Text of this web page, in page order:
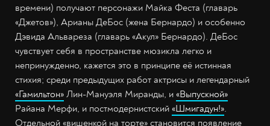
времени) получают персонажи Майка Феста (главарь
«Джетов»), Арианы ДеБос (жена Бернардо) и особенно
Дэвида Альвареза (главарь «Акул» Бернардо). ДеБос
чувствует себя в пространстве мюзикла легко и
непринужденно, кажется это в принципе её истинная
стихия; среди предыдущих работ актрисы и легендарный
«Гамильтон» Лин-Мануэля Миранды, и «Выпускной»
Райана Мерфи, и постмодернистский «Шмигадун!».
Отдельной «вишенкой на торте» становится появление